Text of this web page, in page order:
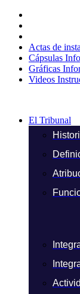
contenido
Actas de
Cápsulas
Gráficas
Videos
El Tribunal